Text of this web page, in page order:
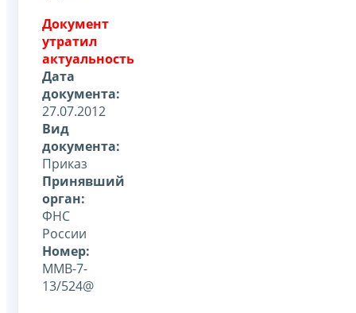
Документ
утратил
актуальность
Дата
документа:
27.07.2012
Вид
документа:
Приказ
Принявший
орган:
ФНС
России
Номер:
ММВ-7-
13/524@